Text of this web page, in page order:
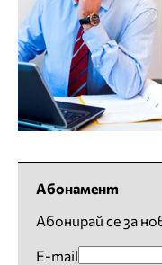
Абонамент
Абонирай се за
E-mail